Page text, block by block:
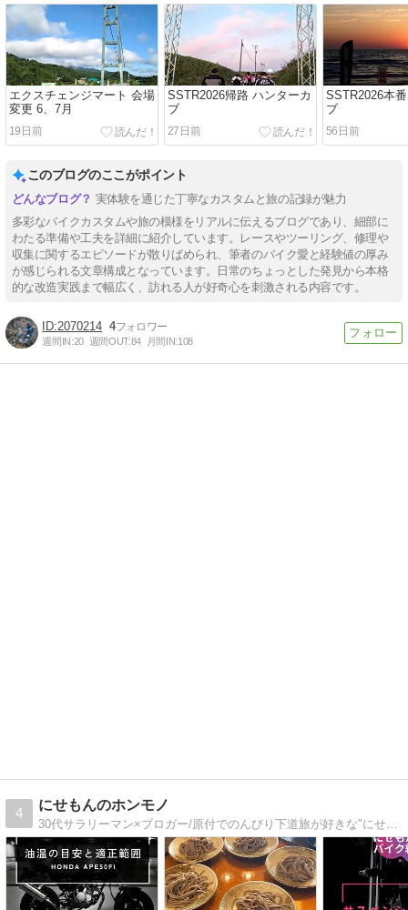
エクスチェンジマート 会場
変更 6、7月
19日前
SSTR2026帰路 ハンターカ
ブ
27日前
SSTR2026本
ブ
56日前
このブログのここがポイント
実体験を通じた丁寧なカスタムと旅の記録が魅力
多彩なバイクカスタムや旅の模様をリアルに伝えるブログであり、細部に
わたる準備や工夫を詳細に紹介しています。レースやツーリング、修理や
収集に関するエピソードが散りばめられ、筆者のバイク愛と経験値の厚み
が感じられる文章構成となっています。日常のちょっとした発見から本格
的な改造実践まで幅広く、訪れる人が好奇心を刺激される内容です。
2070214 4
週間IN:20 週間OUT:84 月間IN:108
4
にせもんのホンモノ
30代サラリーマン×ブロガー/原付でのんびり下道旅が好きな"にせもん＠普通の凡人”です！/Twitter・Instagram・Pinterestもやってますので、フォローお願いします！